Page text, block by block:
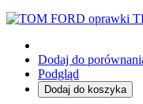
Dodaj do
Podgląd
Dodaj do koszyka